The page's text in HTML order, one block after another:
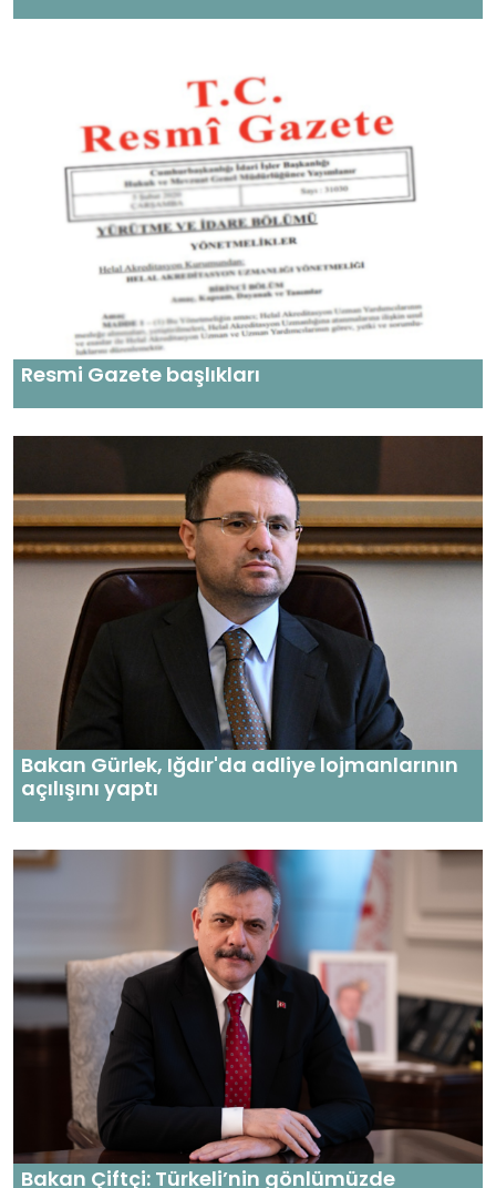
Resmi Gazete başlıkları
Bakan Gürlek, Iğdır'da adliye lojmanlarının
açılışını yaptı
Bakan Çiftçi: Türkeli’nin gönlümüzde